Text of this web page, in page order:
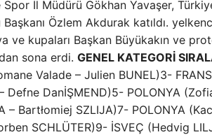
Spor İl Müdürü Gökhan Yavaşer,
Özlem Akdurak katıldı.
ve kupaları Başkan Büyükakın ve
sona erdi. GENEL KATEGORİ
Valade – Julien BUNEL)3-
Defne DanİŞMEND)5- POLONYA
– Bartłomiej SZLIJA)7- POLONYA
SCHLÜTER)9- İSVEÇ (Hedvig